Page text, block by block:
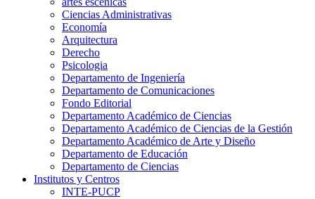
Ciencias Administrativas
Economía
Arquitectura
Derecho
Psicologia
Departamento de Ingeniería
Departamento de Comunicaciones
Fondo Editorial
Departamento Académico de Ciencias
Departamento Académico de Ciencias de la Gestión
Departamento Académico de Arte y Diseño
Departamento de Educación
Departamento de Ciencias
Institutos y Centros
INTE-PUCP